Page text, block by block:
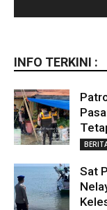
INFO TERKINI :
Sat